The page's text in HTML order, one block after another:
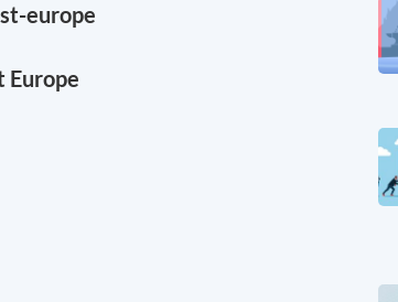
europe
Europe